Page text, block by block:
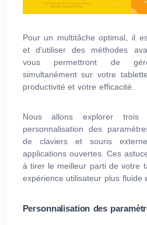
Pour un multitâche optimal, il
et d'utiliser des méthodes
vous permettront de
simultanément sur votre
productivité et votre efficacité.
Nous allons explorer
personnalisation des
de claviers et souris
applications ouvertes. Ces
à tirer le meilleur parti de votre
expérience utilisateur plus fluide
Personnalisation des